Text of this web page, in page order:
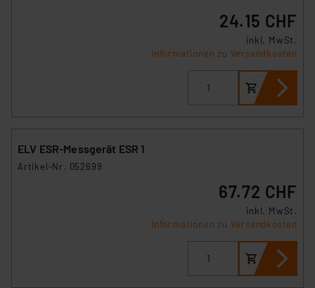
24.15 CHF
inkl. MwSt.
Informationen zu Versandkosten
ELV ESR-Messgerät ESR 1
Artikel-Nr. 052699
67.72 CHF
inkl. MwSt.
Informationen zu Versandkosten